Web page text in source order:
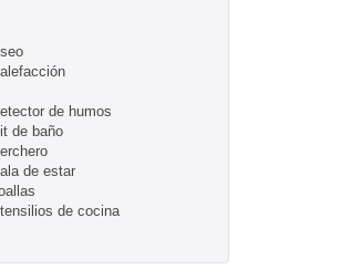
de humos
de baño
de estar
de cocina